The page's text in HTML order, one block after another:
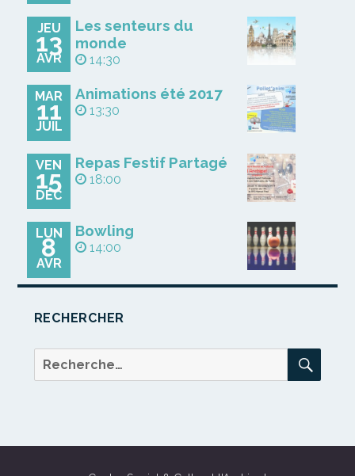
JEU
13
AVR
Les senteurs du
monde
14:30
MAR
11
JUIL
Animations été 2017
13:30
VEN
15
DÉC
Repas Festif Partagé
18:00
LUN
8
AVR
Bowling
14:00
RECHERCHER
Recherche